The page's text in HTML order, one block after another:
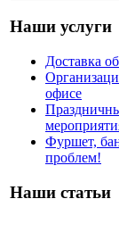
Наши услуги
Доставка
офисе
Фуршет,
проблем!
Наши статьи